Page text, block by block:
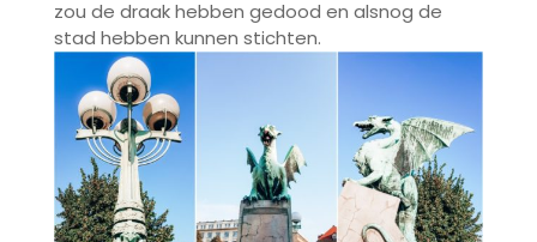
zou de draak hebben gedood en alsnog de
stad hebben kunnen stichten.